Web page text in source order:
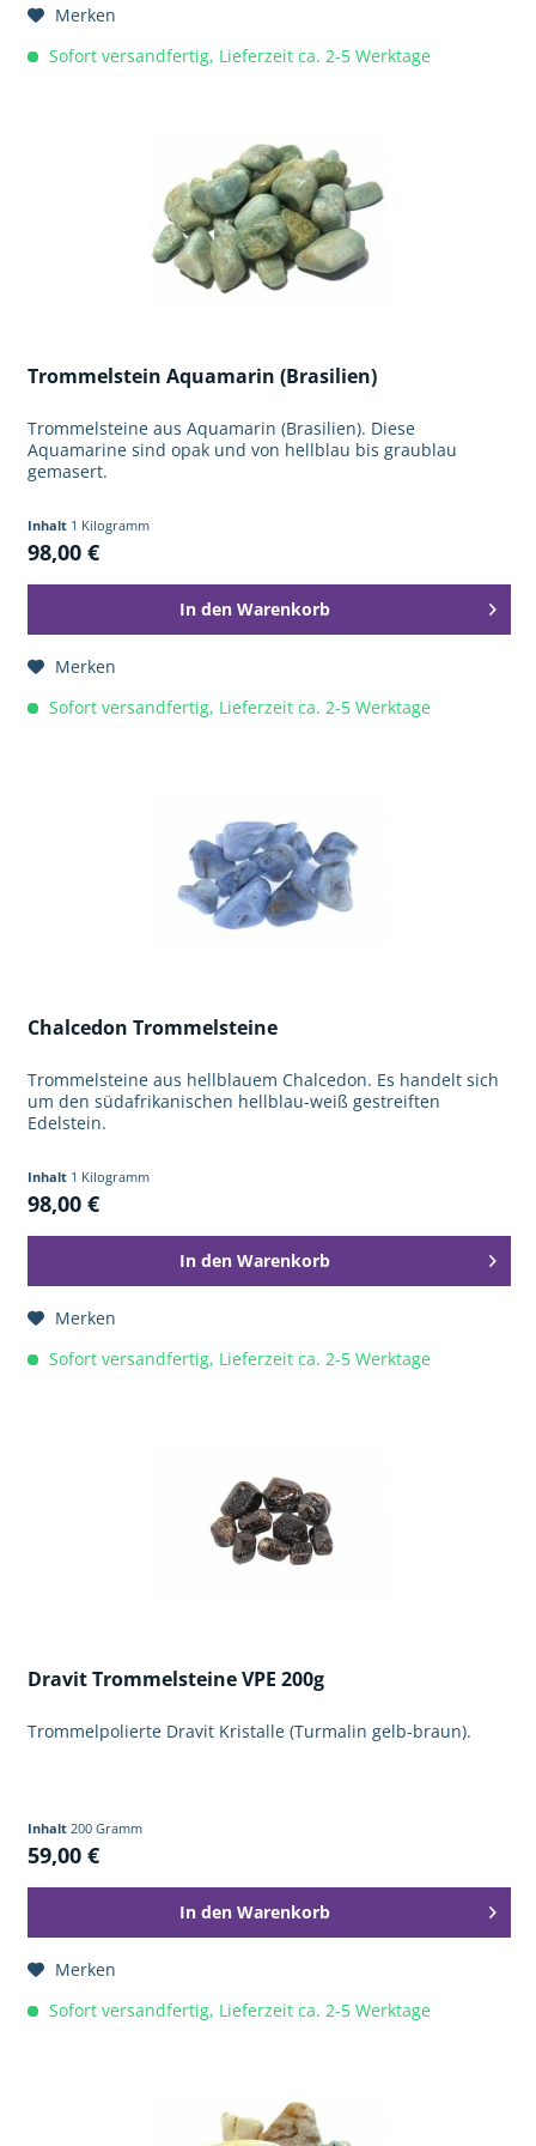
Merken
Sofort versandfertig, Lieferzeit ca. 2-5 Werktage
Trommelstein Aquamarin (Brasilien)
Trommelsteine aus Aquamarin (Brasilien). Diese
Aquamarine sind opak und von hellblau bis graublau
gemasert.
Inhalt 1 Kilogramm
98,00 €
In den Warenkorb
Merken
Sofort versandfertig, Lieferzeit ca. 2-5 Werktage
Chalcedon Trommelsteine
Trommelsteine aus hellblauem Chalcedon. Es handelt sich
um den südafrikanischen hellblau-weiß gestreiften
Edelstein.
Inhalt 1 Kilogramm
98,00 €
In den Warenkorb
Merken
Sofort versandfertig, Lieferzeit ca. 2-5 Werktage
Dravit Trommelsteine VPE 200g
Trommelpolierte Dravit Kristalle (Turmalin gelb-braun).
Inhalt200 Gramm
59,00 €
In den Warenkorb
Merken
Sofort versandfertig, Lieferzeit ca. 2-5 Werktage